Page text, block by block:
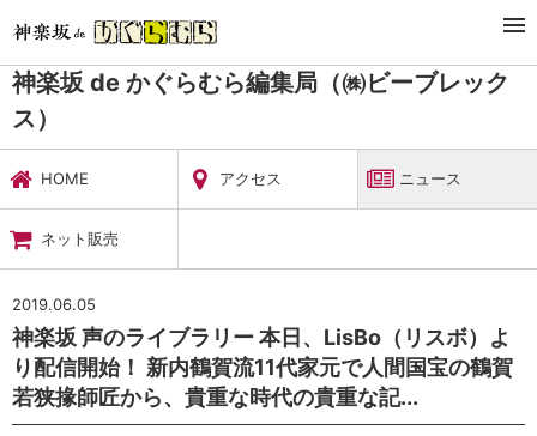
暮らし・娯楽
神楽坂 de かぐらむら編集局（㈱ビーブレックス）
ニュース
神楽坂 de かぐらむら編集局（㈱ビーブレック
ス）
HOME アクセス ニュース
ネット販売
2019.06.05
神楽坂 声のライブラリー 本日、LisBo（リスボ）よ
り配信開始！ 新内鶴賀流11代家元で人間国宝の鶴賀
若狭掾師匠から、貴重な時代の貴重な記...